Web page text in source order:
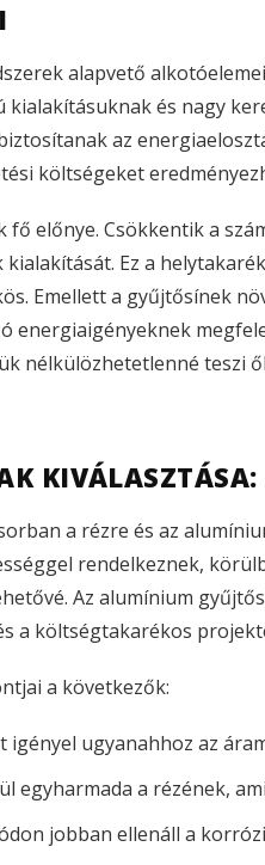
alapvető
kialakításuknak és nagy
az
költségeket
előnye. Csökkentik a
Ez a
Emellett a gyűjtősínek
energiaigényeknek
nélkülözhetetlenné
a rézre és az
rendelkeznek,
Az alumínium
a költségtakarékos
a következők:
ugyanahhoz az
egyharmada a rézének,
jobban ellenáll a